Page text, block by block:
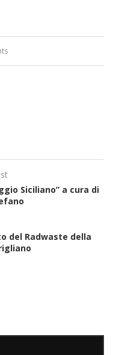
Siciliano” a cura di
del Radwaste della